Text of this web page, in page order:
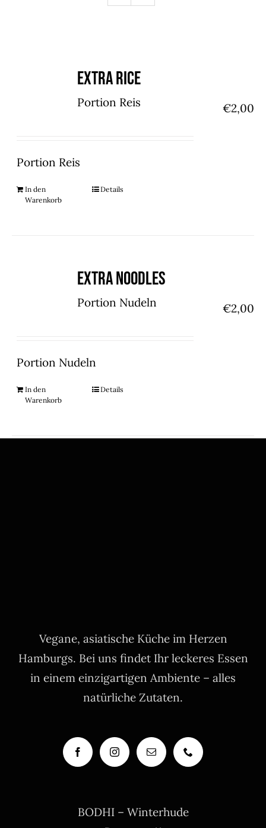
Extra Rice
Portion Reis €2,00
Portion Reis
In den
Warenkorb
Details
Extra Noodles
Portion Nudeln €2,00
Portion Nudeln
In den
Warenkorb
Details
Vegane, asiatische Küche im Herzen
Hamburgs. Bei uns findet Ihr leckeres Essen
in einem einzigartigen Ambiente – alles
natürliche Zutaten.
BODHI – Winterhude